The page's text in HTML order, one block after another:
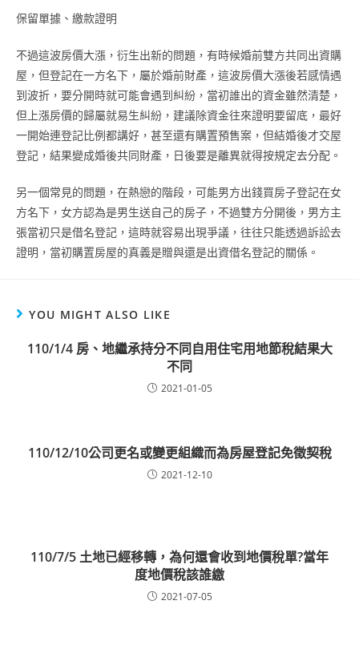
保留單據、繳款證明
不過這波房價大漲，衍生出新的問題，有時候婚前雙方共同出資購
屋，但登記在一方名下，屬於婚前財產，這波房價大漲後若感情遇
到波折，要分開時就可能會遇到糾紛，當初誰出的資金雖然清楚，
但上漲房價的歸屬就易生糾紛，建議除資金往來證明要留底，最好
一開始連登記比例都講好，甚至還有購置預售案，但結婚後才交屋
登記，結果變成婚後共同財產，日後要是離異就得按規定去分配。
另一個常見的問題，在熱戀的階段，可能男方出錢買房子登記在女
方名下，女方認為是男生送自己的房子，不過雙方分開後，男方主
張當初只是借名登記，這時就容易出現爭議，往往只能透過訴訟去
證明，當初購置房屋的真義是贈與還是出資借名登記的關係。
YOU MIGHT ALSO LIKE
110/1/4 房、地繼承持分不同自用住宅用地節稅結果大
不同
2021-01-05
110/12/10公司更名或變更組織而為房屋登記免徵契稅
2021-12-10
110/7/5 土地已經移轉，為何還會收到地價稅單?當年
度地價稅該誰繳
2021-07-05